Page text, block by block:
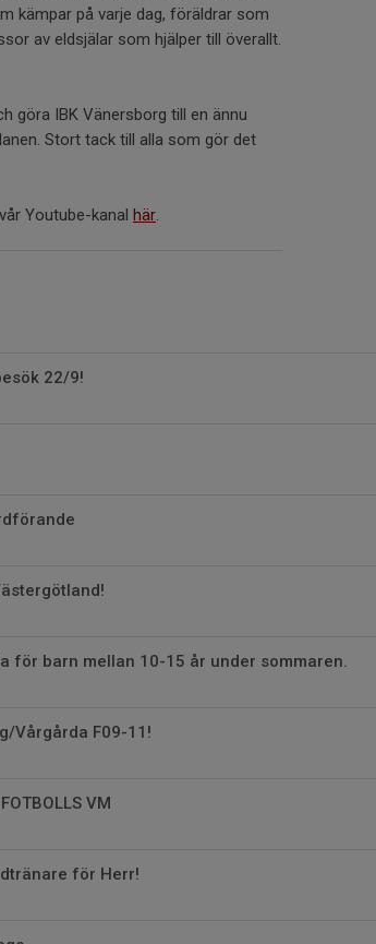
kämpar på varje dag, föräldrar som
av eldsjälar som hjälper till överallt.
göra IBK Vänersborg till en ännu
Stort tack till alla som gör det
Youtube-kanal här.
22/9!
för barn mellan 10-15 år under sommaren.
Vårgårda F09-11!
VM
för Herr!